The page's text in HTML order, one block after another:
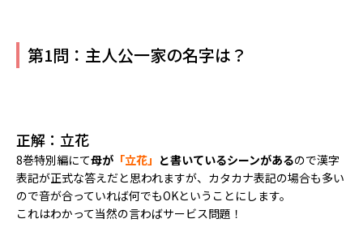
第1問：主人公一家の名字は？
正解：立花
8巻特別編にて母が 「立花」 と書いているシーンがあるので漢字
表記が正式な答えだと思われますが、カタカナ表記の場合も多い
ので音が合っていれば何でもOKということにします。
これはわかって当然の言わばサービス問題！